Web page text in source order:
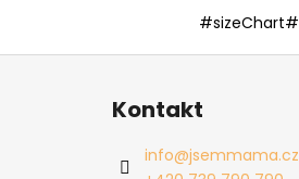
#sizeChart#
Kontakt
info@jsemmama.cz